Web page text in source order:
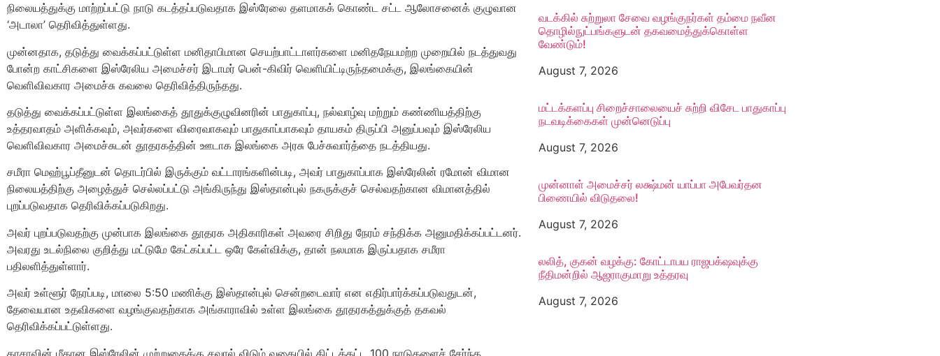
நிலையத்துக்கு மாற்றப்பட்டு நாடு கடத்தப்படுவதாக இஸ்ரேலை தளமாகக் கொண்ட சட்ட ஆலோசனைக் குழுவான
‘அடாலா’ தெரிவித்துள்ளது.
முன்னதாக, தடுத்து வைக்கப்பட்டுள்ள மனிதாபிமான செயற்பாட்டாளர்களை மனிதநேயமற்ற முறையில் நடத்துவது
போன்ற காட்சிகளை இஸ்ரேலிய அமைச்சர் இடாமர் பென்-கிவிர் வெளியிட்டிருந்தமைக்கு, இலங்கையின்
வெளிவிவகார அமைச்சு கவலை தெரிவித்திருந்தது.
தடுத்து வைக்கப்பட்டுள்ள இலங்கைத் தூதுக்குழுவினரின் பாதுகாப்பு, நல்வாழ்வு மற்றும் கண்ணியத்திற்கு
உத்தரவாதம் அளிக்கவும், அவர்களை விரைவாகவும் பாதுகாப்பாகவும் தாயகம் திருப்பி அனுப்பவும் இஸ்ரேலிய
வெளிவிவகார அமைச்சுடன் தூதரகத்தின் ஊடாக இலங்கை அரசு பேச்சுவார்த்தை நடத்தியது.
சமீரா மெஹ்பூப்தீனுடன் தொடர்பில் இருக்கும் வட்டாரங்களின்படி, அவர் பாதுகாப்பாக இஸ்ரேலின் ரமோன் விமான
நிலையத்திற்கு அழைத்துச் செல்லப்பட்டு அங்கிருந்து இஸ்தான்புல் நகருக்குச் செல்வதற்கான விமானத்தில்
புறப்படுவதாக தெரிவிக்கப்படுகிறது.
அவர் புறப்படுவதற்கு முன்பாக இலங்கை தூதரக அதிகாரிகள் அவரை சிறிது நேரம் சந்திக்க அனுமதிக்கப்பட்டனர்.
அவரது உடல்நிலை குறித்து மட்டுமே கேட்கப்பட்ட ஒரே கேள்விக்கு, தான் நலமாக இருப்பதாக சமீரா
பதிலளித்துள்ளார்.
அவர் உள்ளூர் நேரப்படி, மாலை 5:50 மணிக்கு இஸ்தான்புல் சென்றடைவார் என எதிர்பார்க்கப்படுவதுடன்,
தேவையான உதவிகளை வழங்குவதற்காக அங்காராவில் உள்ள இலங்கை தூதரகத்துக்குத் தகவல்
தெரிவிக்கப்பட்டுள்ளது.
காசாவின் மீதான இஸ்ரேலின் முற்றுகைக்கு சவால் விடும் வகையில் கிட்டத்தட்ட 100 நாடுகளைச் சேர்ந்த
வடக்கில் சுற்றுலா சேவை வழங்குநர்கள் தம்மை நவீன
தொழில்நுட்பங்களுடன் தகவமைத்துக்கொள்ள
வேண்டும்!
August 7, 2026
மட்டக்களப்பு சிறைச்சாலையைச் சுற்றி விசேட பாதுகாப்பு
நடவடிக்கைகள் முன்னெடுப்பு
August 7, 2026
முன்னாள் அமைச்சர் லக்ஷ்மன் யாப்பா அபேவர்தன
பிணையில் விடுதலை!
August 7, 2026
லலித், குகன் வழக்கு: கோட்டாபய ராஜபக்‌ஷவுக்கு
நீதிமன்றில் ஆஜராகுமாறு உத்தரவு
August 7, 2026